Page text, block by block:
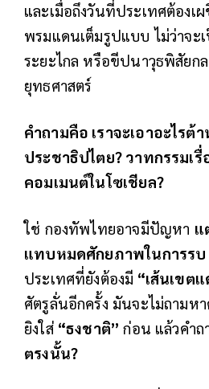
และเมื่อถึงวันที่ประเทศต้องเ
พรมแดนเต็มรูปแบบ ไม่ว่าจะ
ระยะไกล หรือขีปนาวุธพิสัยก
ยุทธศาสตร์
คำถามคือ เราจะเอาอะไรต้า
ประชาธิปไตย? วาทกรรมเรื่
คอมเมนต์ในโซเชียล?
ใช่ กองทัพไทยอาจมีปัญหา แ
แทบหมดศักยภาพในการรบ
ประเทศที่ยังต้องมี “เส้นเขต
ศัตรูลั่นอีกครั้ง มันจะไม่ถามห
ยิงใส่ “ธงชาติ” ก่อน แล้วคำ
ตรงนั้น?